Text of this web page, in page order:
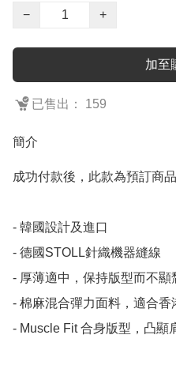
−
+
加至
已售出： 159
簡介
成功付款後，此款為預訂商
- 韓國設計及進口
- 德國STOLL針織機器縫線
- 厚薄適中，保持版型而不顯
- 棉麻混合彈力面料，適合香
- Muscle Fit 合身版型，凸顯